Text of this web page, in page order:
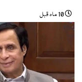
10 ماہ قبل